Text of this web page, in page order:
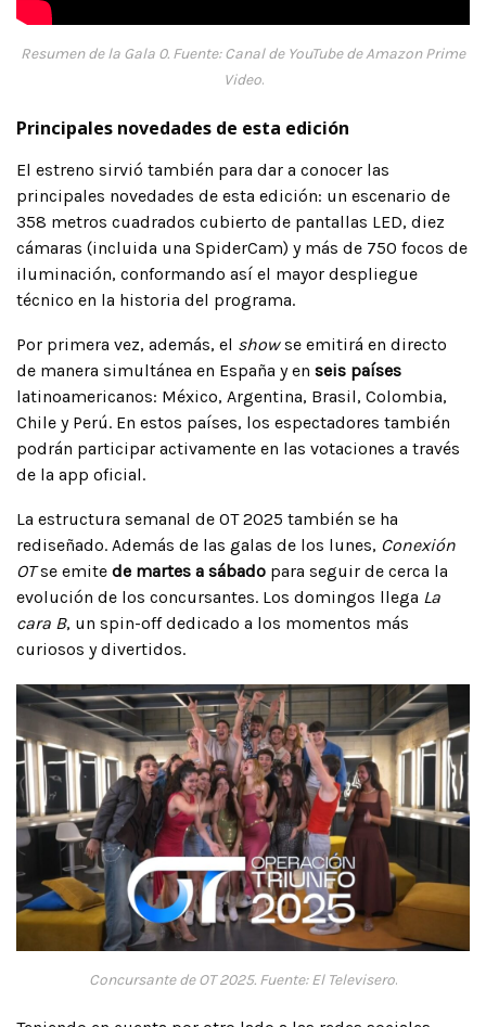
Resumen de la Gala 0. Fuente: Canal de YouTube de Amazon Prime
Video.
Principales novedades de esta edición
El estreno sirvió también para dar a conocer las
principales novedades de esta edición: un escenario de
358 metros cuadrados cubierto de pantallas LED, diez
cámaras (incluida una SpiderCam) y más de 750 focos de
iluminación, conformando así el mayor despliegue
técnico en la historia del programa.
Por primera vez, además, el showse emitirá en directo
de manera simultánea en España y en seis países
latinoamericanos: México, Argentina, Brasil, Colombia,
Chile y Perú. En estos países, los espectadores también
podrán participar activamente en las votaciones a través
de la app oficial.
La estructura semanal de OT 2025 también se ha
rediseñado. Además de las galas de los lunes, Conexión
OTse emite de martes a sábado para seguir de cerca la
evolución de los concursantes. Los domingos llega La
cara B, un spin-off dedicado a los momentos más
curiosos y divertidos.
Concursante de OT 2025. Fuente: El Televisero.